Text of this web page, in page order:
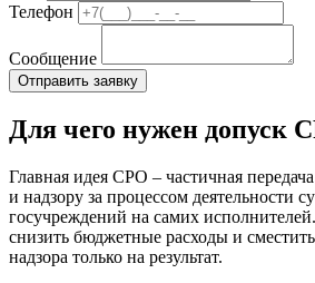
Телефон
Сообщение
Для чего нужен допуск
Главная идея СРО – частичная
и надзору за процессом деятельности
госучреждений на самих
снизить бюджетные расходы и
надзора только на результат.